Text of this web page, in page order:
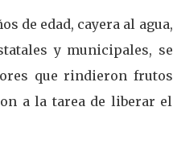
de edad, cayera al agua,
y municipales, se
que rindieron frutos
a la tarea de liberar el